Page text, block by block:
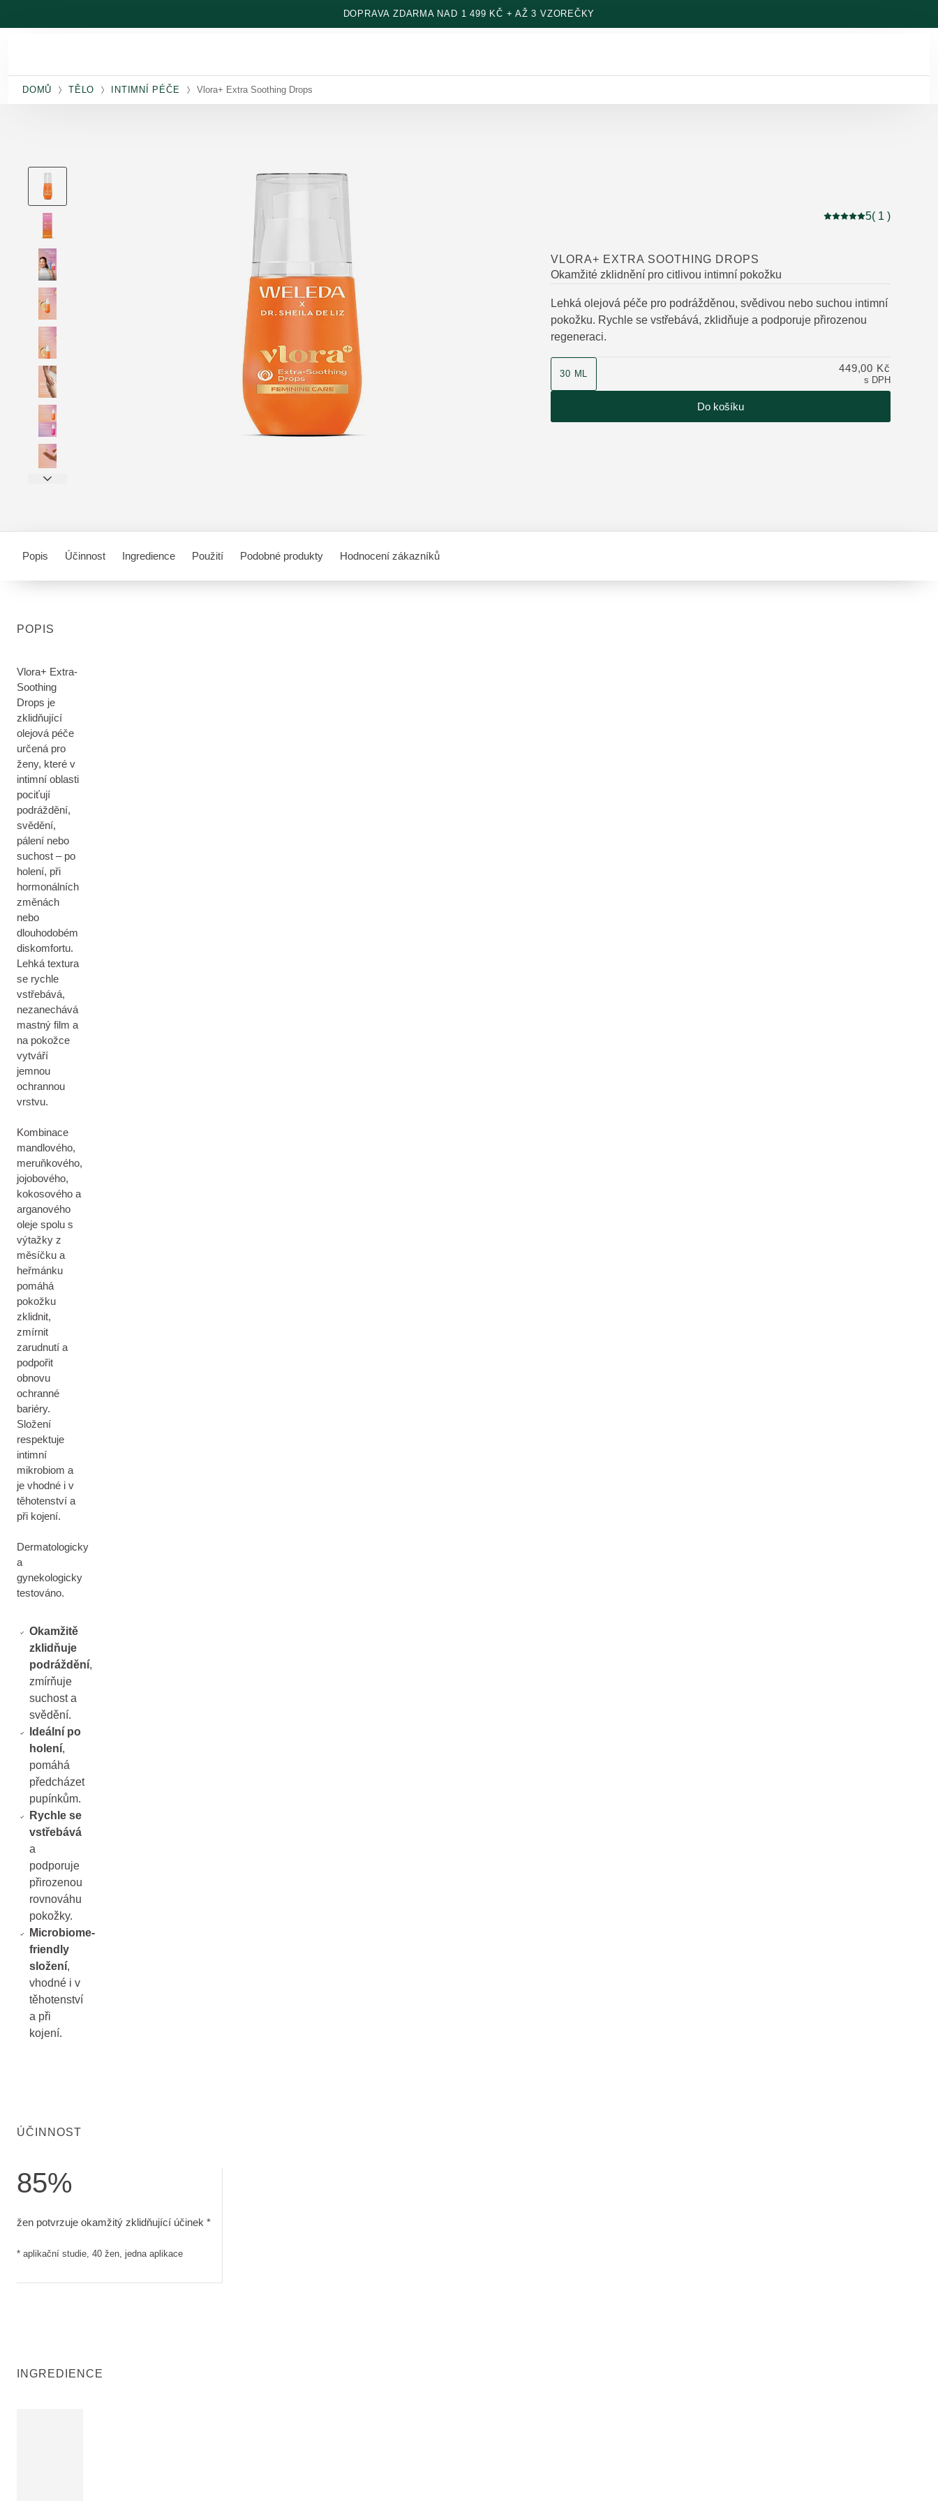
DOPRAVA ZDARMA NAD 1 499 KČ + AŽ 3 VZOREČKY
DOMŮ TĚLO INTIMNÍ PÉČE Vlora+ Extra Soothing Drops
Aktuální hodnocení: 5
5( 1 )
VLORA+ EXTRA SOOTHING DROPS
Okamžité zklidnění pro citlivou intimní pokožku
Lehká olejová péče pro podrážděnou, svědivou nebo suchou intimní
pokožku. Rychle se vstřebává, zklidňuje a podporuje přirozenou
regeneraci.
30 ML
s DPH
449,00 Kč
Do košíku
Popis Účinnost Ingredience Použití Podobné produkty Hodnocení zákazníků
POPIS
Vlora+ Extra-
Soothing
Drops je
zklidňující
olejová péče
určená pro
ženy, které v
intimní oblasti
pociťují
podráždění,
svědění,
pálení nebo
suchost – po
holení, při
hormonálních
změnách
nebo
dlouhodobém
diskomfortu.
Lehká textura
se rychle
vstřebává,
nezanechává
mastný film a
na pokožce
vytváří
jemnou
ochrannou
vrstvu.
Kombinace
mandlového,
meruňkového,
jojobového,
kokosového a
arganového
oleje spolu s
výtažky z
měsíčku a
heřmánku
pomáhá
pokožku
zklidnit,
zmírnit
zarudnutí a
podpořit
obnovu
ochranné
bariéry.
Složení
respektuje
intimní
mikrobiom a
je vhodné i v
těhotenství a
při kojení.
Dermatologicky
a
gynekologicky
testováno.
Okamžitě
zklidňuje
podráždění,
zmírňuje
suchost a
svědění.
Ideální po
holení,
pomáhá
předcházet
pupínkům.
Rychle se
vstřebává
a
podporuje
přirozenou
rovnováhu
pokožky.
Microbiome-
friendly
složení,
vhodné i v
těhotenství
a při
kojení.
ÚČINNOST
85%
žen potvrzuje okamžitý zklidňující účinek *
* aplikační studie, 40 žen, jedna aplikace
INGREDIENCE